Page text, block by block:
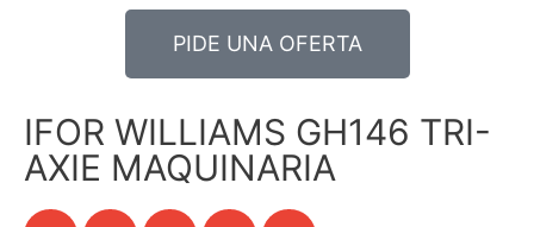
PIDE UNA OFERTA
IFOR WILLIAMS GH146 TRI-
AXIE MAQUINARIA